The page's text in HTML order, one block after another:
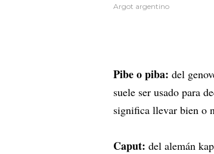
Argot argentino
Pibe o piba: del
suele ser usado para
significa llevar bien o
Caput: del alemán